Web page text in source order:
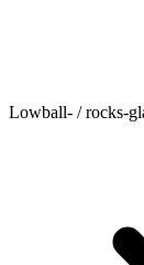
Lowball- / rocks-